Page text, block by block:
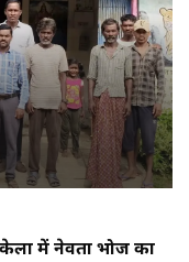
में नेवता भोज का